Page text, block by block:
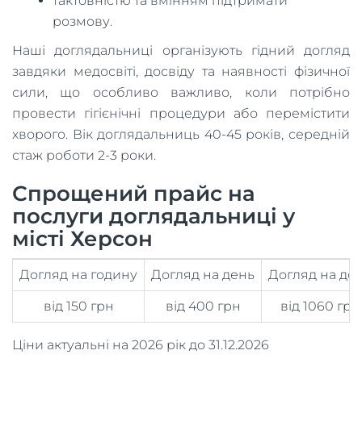
розмову.
Наші доглядальниці організують гідний догляд
завдяки медосвіті, досвіду та наявності фізичної
сили, що особливо важливо, коли потрібно
провести гігієнічні процедури або перемістити
хворого. Вік доглядальниць 40-45 років, середній
стаж роботи 2-3 роки.
Спрощений прайс на
послуги доглядальниці у
місті Херсон
Догляд на годину Догляд на день Догляд на
від 150 грн від 400 грн від 1060 грн
Ціни актуальні на 2026 рік до 31.12.2026